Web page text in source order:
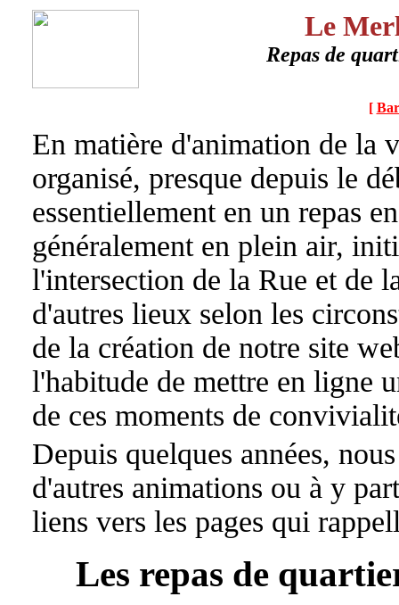
Le
Repas de
[
En matière d'animation de la
organisé, presque depuis le
essentiellement en un repas
généralement en plein air,
l'intersection de la Rue et de
d'autres lieux selon les
de la création de notre site
l'habitude de mettre en ligne
de ces moments de
Depuis quelques années,
d'autres animations ou à y
liens vers les pages qui
Les repas de